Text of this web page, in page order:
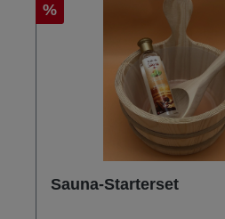
%
Sauna-Starterset